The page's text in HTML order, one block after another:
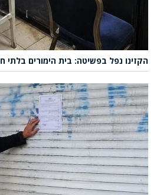
הקזינו נפל בפשיטה: בית הימורים בלתי